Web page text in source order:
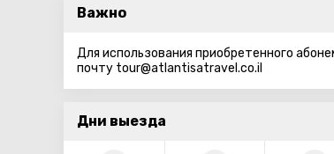
Важно
Для использования приобретенного
почту tour@atlantisatravel.co.il
Дни выезда